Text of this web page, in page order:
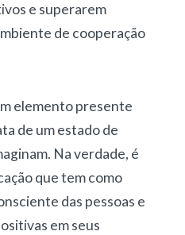
e superarem
de cooperação
elemento presente
de um estado de
Na verdade, é
que tem como
das pessoas e
em seus